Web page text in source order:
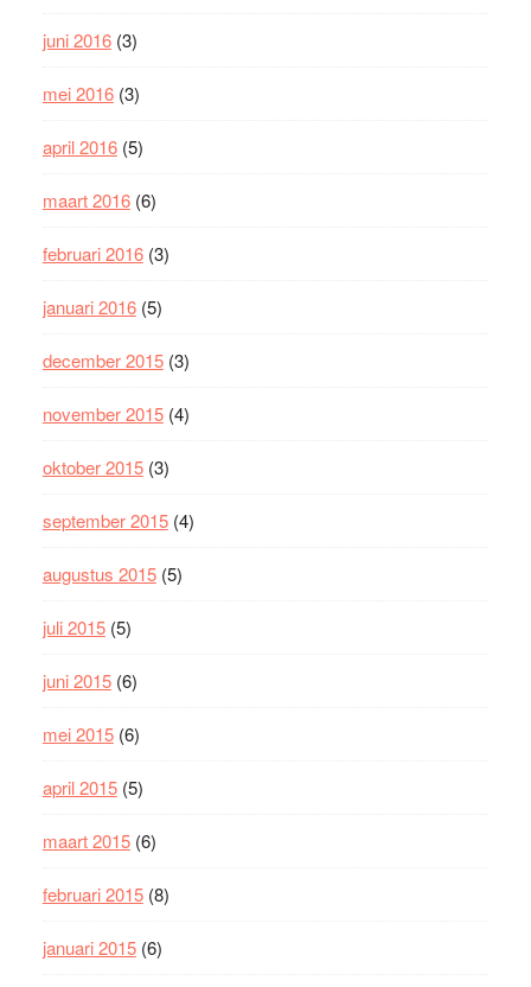
juni 2016(3)
mei 2016(3)
april 2016(5)
maart 2016(6)
februari 2016(3)
januari 2016(5)
december 2015(3)
november 2015(4)
oktober 2015(3)
september 2015(4)
augustus 2015(5)
juli 2015(5)
juni 2015(6)
mei 2015(6)
april 2015(5)
maart 2015(6)
februari 2015(8)
januari 2015(6)